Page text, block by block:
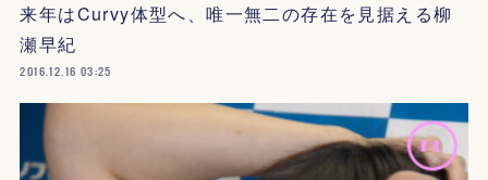
来年はCurvy体型へ、唯一無二の存在を見据える柳
瀬早紀
2016.12.16 03:25